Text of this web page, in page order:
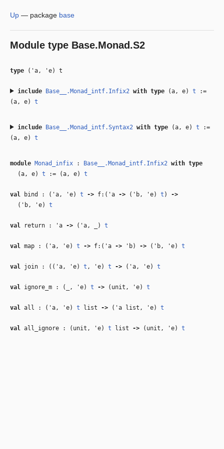
Up — package base
Module type Base.Monad.S2
type ('a, 'e) t
include Base__.Monad_intf.Infix2with type (a, e) t :=
(a, e) t
include Base__.Monad_intf.Syntax2with type (a, e) t :=
(a, e) t
module Monad_infix : Base__.Monad_intf.Infix2 with type
(a, e) t := (a, e) t
val bind : ( 'a, 'e) t ‑> f:( 'a ‑> ( 'b, 'e) t ) ‑>
( 'b, 'e) t
val return : 'a ‑> ( 'a, ) t
val map : ( 'a, 'e) t ‑> f:( 'a ‑> 'b) ‑> ( 'b, 'e) t
val join : (( 'a, 'e) t , 'e) t ‑> ( 'a, 'e) t
val ignore_m : ( , 'e) t ‑> (unit, 'e) t
val all : ( 'a, 'e) t list ‑> ( 'a list, 'e) t
val all_ignore : (unit, 'e) t list ‑> (unit, 'e) t